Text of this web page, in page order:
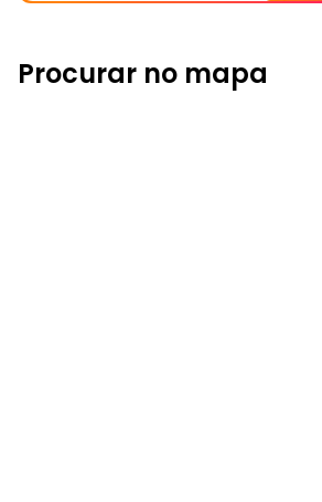
Procurar no mapa